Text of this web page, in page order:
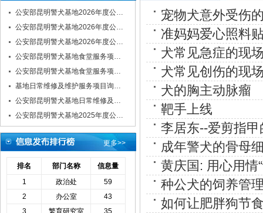
公安部昆明警犬基地2026年度公…
公安部昆明警犬基地2026年度公…
公安部昆明警犬基地2026年度公…
公安部昆明警犬基地食堂服务项…
公安部昆明警犬基地食堂服务项…
基地日常维修及维护服务项目询…
公安部昆明警犬基地日常维修及…
公安部昆明警犬基地2025年度公…
更多>>
排名 部门名称
信息量
1
政治处
59
2
办公室
43
3
繁育研究室
35
宠物犬意外受伤
准妈妈爱心照料
犬常见急症的现
犬常见创伤的现
犬的胸主动脉瘤
靶手上线
李居东--爱剪指
成年警犬的骨母
黄庆国: 用心用情
种公犬的饲养管
如何让肥胖狗节